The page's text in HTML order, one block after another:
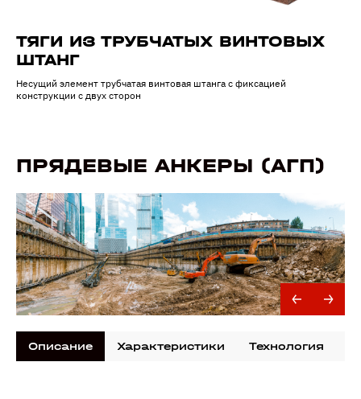
ТЯГИ ИЗ ТРУБЧАТЫХ ВИНТОВЫХ
ШТАНГ
Несущий элемент трубчатая винтовая штанга с фиксацией
конструкции с двух сторон
ПРЯДЕВЫЕ АНКЕРЫ (АГП)
Описание Характеристики Технология